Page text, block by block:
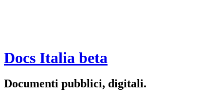
Docs Italia beta
Documenti pubblici, digitali.